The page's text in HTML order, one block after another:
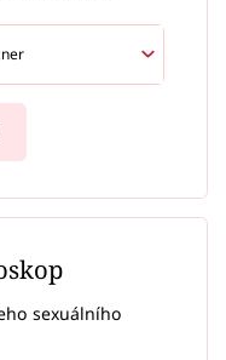
sexuálního